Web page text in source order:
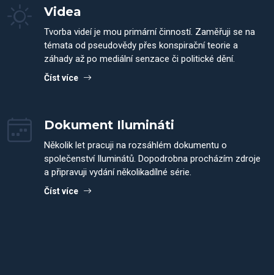
Videa
Tvorba videí je mou primární činností. Zaměřuji se na
témata od pseudovědy přes konspirační teorie a
záhady až po mediální senzace či politické dění.
Číst více
Dokument Ilumináti
Několik let pracuji na rozsáhlém dokumentu o
společenství Iluminátů. Dopodrobna procházím zdroje
a připravuji vydání několikadílné série.
Číst více